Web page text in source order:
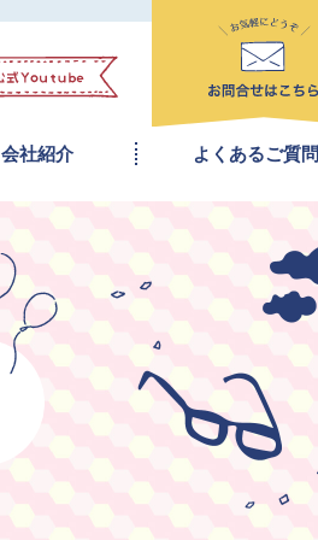
会社紹介 よくあるご質問